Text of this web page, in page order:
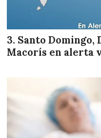
Santo Domingo,
Macorís en alerta